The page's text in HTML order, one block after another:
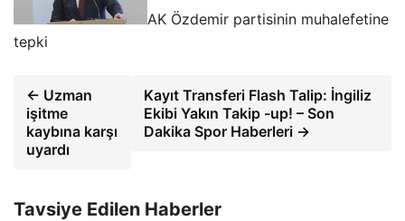
AK Özdemir partisinin muhalefetine
tepki
← Uzman
işitme
kaybına karşı
uyardı
Kayıt Transferi Flash Talip: İngiliz
Ekibi Yakın Takip -up! – Son
Dakika Spor Haberleri →
Tavsiye Edilen Haberler